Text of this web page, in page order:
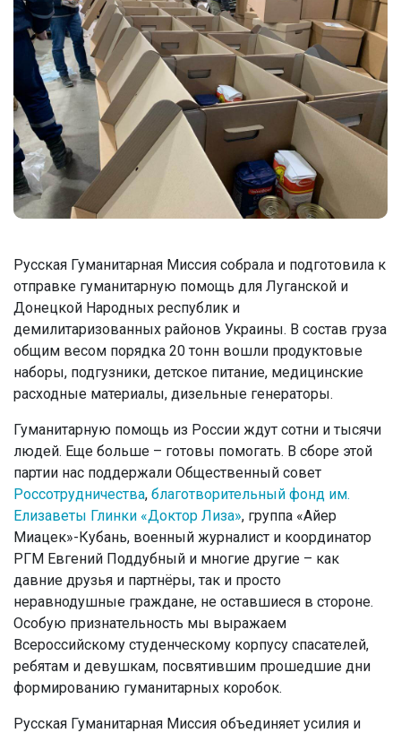
Русская Гуманитарная Миссия собрала и подготовила к
отправке гуманитарную помощь для Луганской и
Донецкой Народных республик и
демилитаризованных районов Украины. В состав груза
общим весом порядка 20 тонн вошли продуктовые
наборы, подгузники, детское питание, медицинские
расходные материалы, дизельные генераторы.
Гуманитарную помощь из России ждут сотни и тысячи
людей. Еще больше – готовы помогать. В сборе этой
партии нас поддержали Общественный совет
Россотрудничества, благотворительный фонд им.
Елизаветы Глинки «Доктор Лиза», группа «Айер
Миацек»-Кубань, военный журналист и координатор
РГМ Евгений Поддубный и многие другие – как
давние друзья и партнёры, так и просто
неравнодушные граждане, не оставшиеся в стороне.
Особую признательность мы выражаем
Всероссийскому студенческому корпусу спасателей,
ребятам и девушкам, посвятившим прошедшие дни
формированию гуманитарных коробок.
Русская Гуманитарная Миссия объединяет усилия и